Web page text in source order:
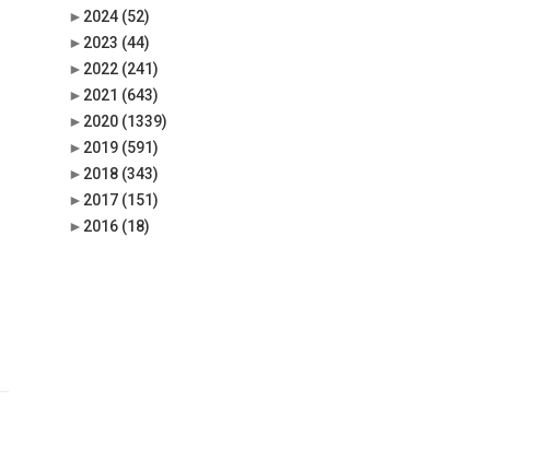
► 2024 (52)
► 2023 (44)
► 2022 (241)
► 2021 (643)
► 2020 (1339)
► 2019 (591)
► 2018 (343)
► 2017 (151)
► 2016 (18)